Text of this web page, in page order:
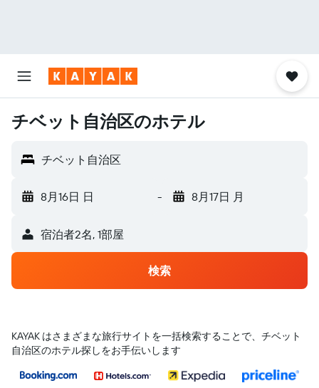
チベット自治区のホテル
チベット自治区
8月16日 日 - 8月17日 月
宿泊者2名, 1​部屋
検索
KAYAK はさまざまな旅行サイトを一括検索することで、チベット
自治区のホテル探しをお手伝いします